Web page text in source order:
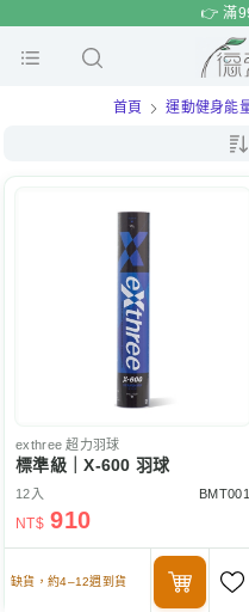
時 👉 滿
首頁 運動健身能
exthree 超力羽球
標準級｜X-600 羽球
12入 BMT001
NT$ 910
缺貨，約4–12週到貨